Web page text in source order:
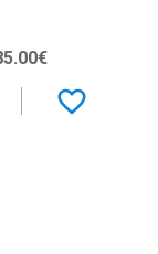
BAK | 67697 |